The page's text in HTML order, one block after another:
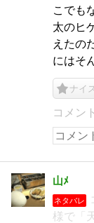
こでも
太のヒ
えたの
にはそ
ナイ
コメン
山ﾒ
ネタバレ
様で「